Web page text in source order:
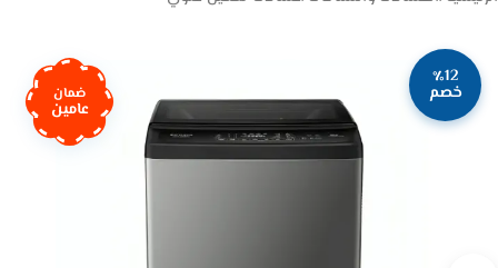
٪12
خصم ضمان
عامين